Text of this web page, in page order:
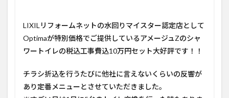
LIXILリフォームネットの水回りマイスター認定店として
Optimaが特別価格でご提供しているアメージュZのシャ
ワートイレの税込工事費込10万円セット大好評です！！
チラシ折込を行うたびに他社に言えないくらいの反響が
あり定番メニューとさせていただきました。